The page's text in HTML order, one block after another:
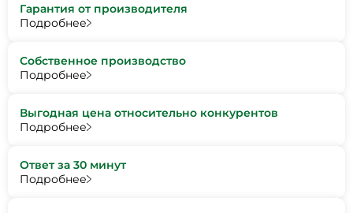
Гарантия от производителя
Подробнее
Собственное производство
Подробнее
Выгодная цена относительно конкурентов
Подробнее
Ответ за 30 минут
Подробнее